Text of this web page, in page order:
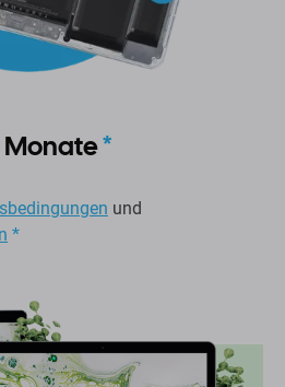
Monate*
und
*